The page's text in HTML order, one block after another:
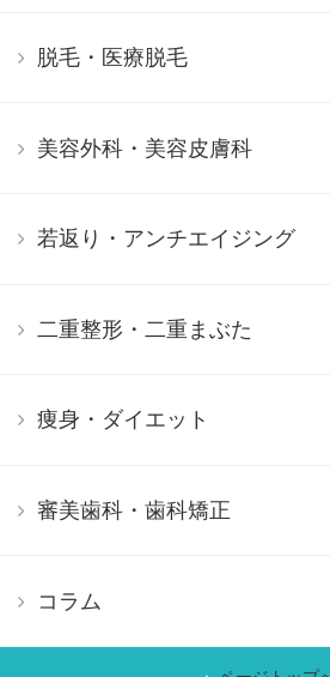
脱毛・医療脱毛
美容外科・美容皮膚科
若返り・アンチエイジング
二重整形・二重まぶた
痩身・ダイエット
審美歯科・歯科矯正
コラム